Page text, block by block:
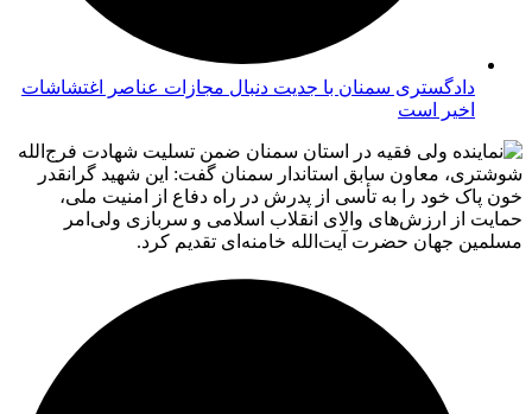
دادگستری سمنان با جدیت دنبال مجازات عناصر اغتشاشات
اخیر است